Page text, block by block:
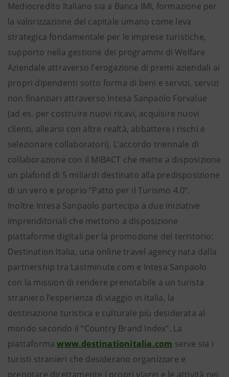
Mediocredito Italiano sia a Banca IMI, formazione per
la valorizzazione del capitale umano come leva
strategica fondamentale per le imprese turistiche,
supporto nella gestione dei programmi di Welfare
Aziendale attraverso l’erogazione di premi aziendali ai
propri dipendenti sotto forma di beni e servizi, servizi
non finanziari attraverso Intesa Sanpaolo Forvalue
(ad es. per costruire nuovi ricavi, acquisire nuovi
clienti, allearsi con altre realtà, abbattere i rischi e
selezionare collaboratori). L’accordo triennale di
collaborazione con il MIBACT che mette a disposizione
un plafond di 5 miliardi destinato alla predisposizione
di un vero e proprio “Patto per il Turismo 4.0”.
Inoltre Intesa Sanpaolo partecipa a due iniziative
imprenditoriali che mettono a disposizione
piattaforme digitali per la promozione del territorio:
Destination Italia, una online travel agency nata dalla
partnership tra Lastminute.com e Intesa Sanpaolo
con la mission di rendere prenotabile a un turista
straniero l’esperienza di viaggio in italia, la
destinazione turistica e culturale più desiderata al
mondo secondo il “Country Brand Index”. La
piattaformawww.destinationitalia.com serve sia i
turisti stranieri che desiderano organizzare e
prenotare direttamente i propri viaggi e le attività nei